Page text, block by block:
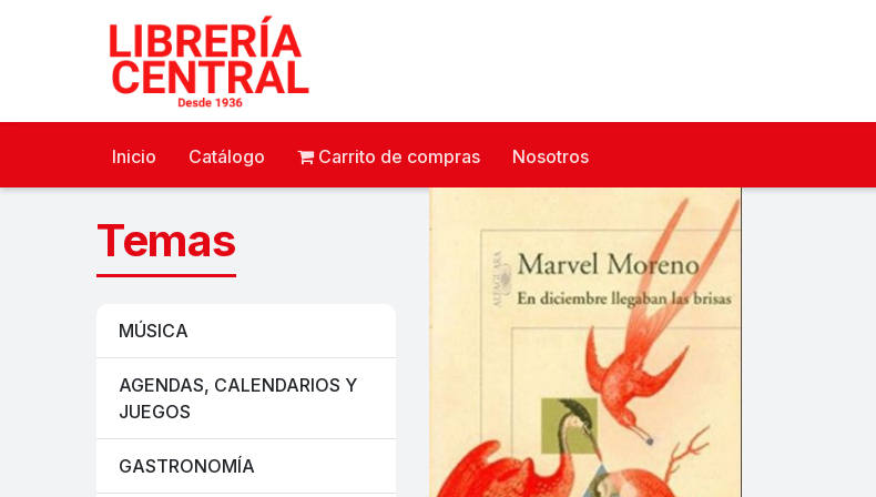
Inicio Catálogo Carrito de compras Nosotros
Temas
MÚSICA
AGENDAS, CALENDARIOS Y
JUEGOS
GASTRONOMÍA